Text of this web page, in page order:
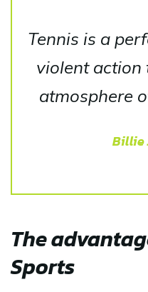
Tennis is a
violent action
atmosphere
Billie
The
Sports